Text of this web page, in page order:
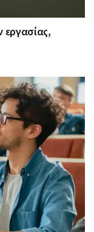
εργασίας,